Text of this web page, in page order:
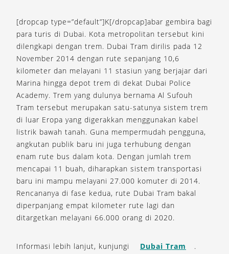
[dropcap type=”default”]K[/dropcap]abar gembira bagi
para turis di Dubai. Kota metropolitan tersebut kini
dilengkapi dengan trem. Dubai Tram dirilis pada 12
November 2014 dengan rute sepanjang 10,6
kilometer dan melayani 11 stasiun yang berjajar dari
Marina hingga depot trem di dekat Dubai Police
Academy. Trem yang dulunya bernama Al Sufouh
Tram tersebut merupakan satu-satunya sistem trem
di luar Eropa yang digerakkan menggunakan kabel
listrik bawah tanah. Guna mempermudah pengguna,
angkutan publik baru ini juga terhubung dengan
enam rute bus dalam kota. Dengan jumlah trem
mencapai 11 buah, diharapkan sistem transportasi
baru ini mampu melayani 27.000 komuter di 2014.
Rencananya di fase kedua, rute Dubai Tram bakal
diperpanjang empat kilometer rute lagi dan
ditargetkan melayani 66.000 orang di 2020.
Informasi lebih lanjut, kunjungi Dubai Tram .